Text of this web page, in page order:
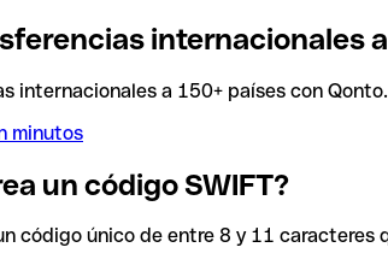
internacionales
internacionales a 150+ países con
minutos
un código SWIFT?
código único de entre 8 y 11